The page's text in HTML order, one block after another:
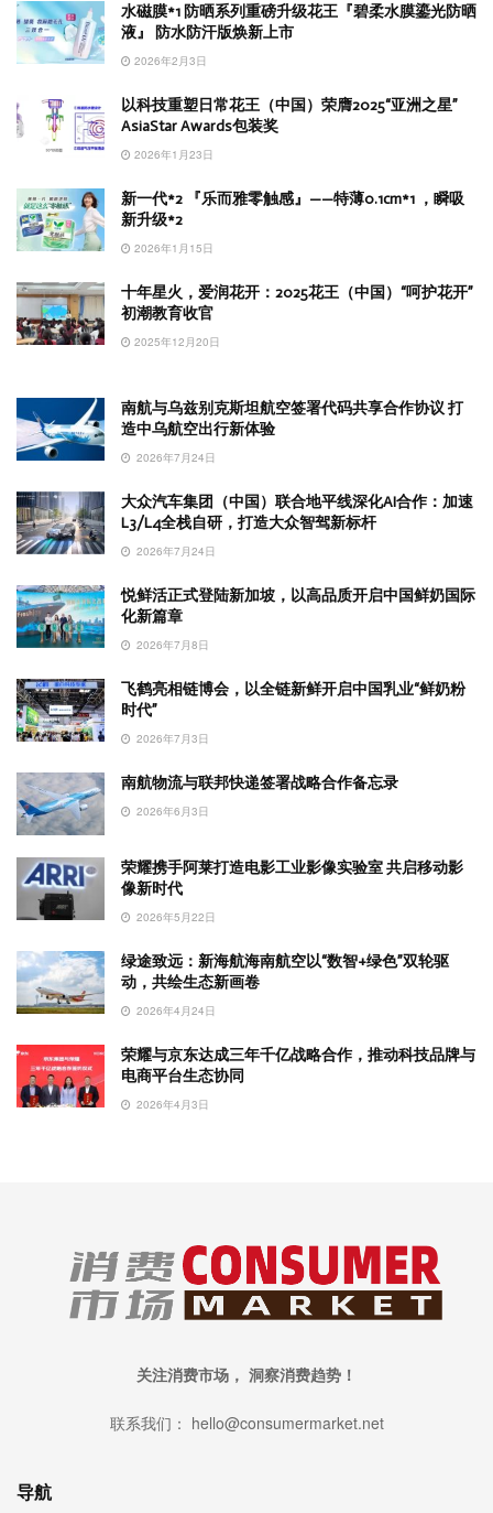
水磁膜*1 防晒系列重磅升级花王『碧柔水膜鎏光防晒
液』 防水防汗版焕新上市
2026年2月3日
以科技重塑日常花王（中国）荣膺2025“亚洲之星”
AsiaStar Awards包装奖
2026年1月23日
新一代*2 『乐而雅零触感』——特薄0.1cm*1 ，瞬吸
新升级*2
2026年1月15日
十年星火，爱润花开：2025花王（中国）“呵护花开”
初潮教育收官
2025年12月20日
南航与乌兹别克斯坦航空签署代码共享合作协议 打
造中乌航空出行新体验
2026年7月24日
大众汽车集团（中国）联合地平线深化AI合作：加速
L3/L4全栈自研，打造大众智驾新标杆
2026年7月24日
悦鲜活正式登陆新加坡，以高品质开启中国鲜奶国际
化新篇章
2026年7月8日
飞鹤亮相链博会，以全链新鲜开启中国乳业“鲜奶粉
时代”
2026年7月3日
南航物流与联邦快递签署战略合作备忘录
2026年6月3日
荣耀携手阿莱打造电影工业影像实验室 共启移动影
像新时代
2026年5月22日
绿途致远：新海航海南航空以“数智+绿色”双轮驱
动，共绘生态新画卷
2026年4月24日
荣耀与京东达成三年千亿战略合作，推动科技品牌与
电商平台生态协同
2026年4月3日
关注消费市场， 洞察消费趋势！
联系我们： hello@consumermarket.net
导航